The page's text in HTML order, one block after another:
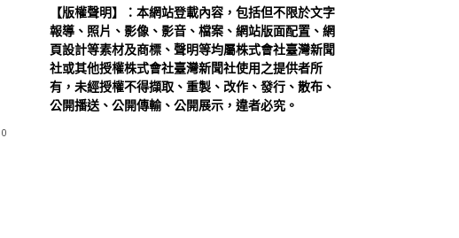
0
【版權聲明】：本網站登載內容，包括但不限於文字
報導、照片、影像、影音、檔案、網站版面配置、網
頁設計等素材及商標、聲明等均屬株式會社臺灣新聞
社或其他授權株式會社臺灣新聞社使用之提供者所
有，未經授權不得擷取、重製、改作、發行、散布、
公開播送、公開傳輸、公開展示，違者必究。